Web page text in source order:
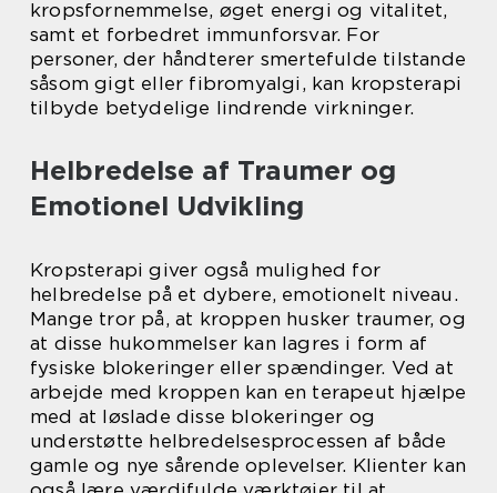
kropsfornemmelse, øget energi og vitalitet,
samt et forbedret immunforsvar. For
personer, der håndterer smertefulde tilstande
såsom gigt eller fibromyalgi, kan kropsterapi
tilbyde betydelige lindrende virkninger.
Helbredelse af Traumer og
Emotionel Udvikling
Kropsterapi giver også mulighed for
helbredelse på et dybere, emotionelt niveau.
Mange tror på, at kroppen husker traumer, og
at disse hukommelser kan lagres i form af
fysiske blokeringer eller spændinger. Ved at
arbejde med kroppen kan en terapeut hjælpe
med at løslade disse blokeringer og
understøtte helbredelsesprocessen af både
gamle og nye sårende oplevelser. Klienter kan